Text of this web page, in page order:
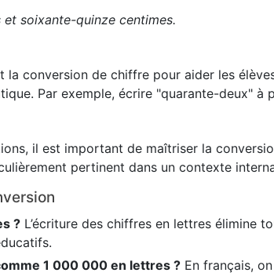
soixante-quinze centimes.
la conversion de chiffre pour aider les
Par exemple, écrire "quarante-deux" à
il est important de maîtriser la
pertinent dans un contexte
? L’écriture des chiffres en lettres élimine
1 000 000 en lettres ? En français,